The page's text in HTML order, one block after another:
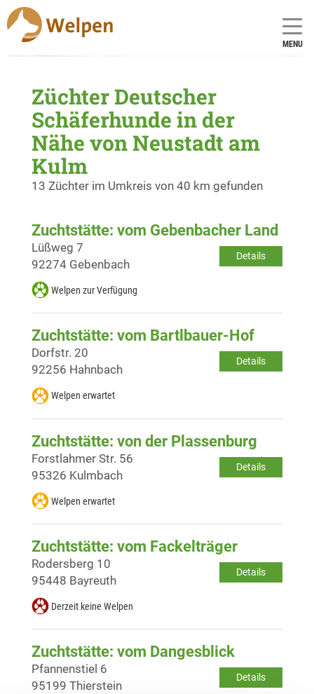
MENU
Züchter Deutscher
Schäferhunde in der
Nähe von Neustadt am
Kulm
13 Züchter im Umkreis von 40 km gefunden
Zuchtstätte: vom Gebenbacher Land
Details
Lüßweg 7
92274 Gebenbach
Welpen zur Verfügung
Zuchtstätte: vom Bartlbauer-Hof
Details
Dorfstr. 20
92256 Hahnbach
Welpen erwartet
Zuchtstätte: von der Plassenburg
Details
Forstlahmer Str. 56
95326 Kulmbach
Welpen erwartet
Zuchtstätte: vom Fackelträger
Details
Rodersberg 10
95448 Bayreuth
Derzeit keine Welpen
Zuchtstätte: vom Dangesblick
Details
Pfannenstiel 6
95199 Thierstein